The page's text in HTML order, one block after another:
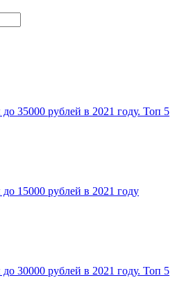
35000 рублей в 2021 году. Топ 5
15000 рублей в 2021 году
30000 рублей в 2021 году. Топ 5